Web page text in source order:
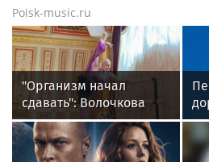
Poisk-music.ru
"Организм начал
сдавать": Волочкова
раскрыла причину
отсутствия фотографий
со шпагатами